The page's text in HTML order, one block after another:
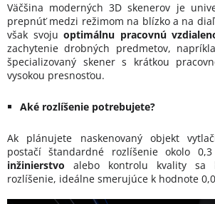
Väčšina moderných 3D skenerov je
prepnúť medzi režimom na blízko a na
však svojuoptimálnu pracovnú
zachytenie drobných predmetov,
špecializovaný skener s krátkou
vysokou presnosťou.
Aké rozlíšenie potrebujete?
Ak plánujete naskenovaný objekt
postačí štandardné rozlíšenie okolo
inžinierstvo alebo kontrolu kvality
rozlíšenie, ideálne smerujúce k hodnote